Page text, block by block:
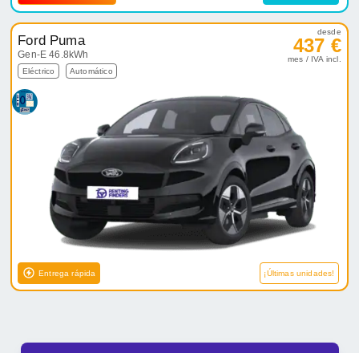
Ford Puma
Gen-E 46.8kWh
Eléctrico Automático
desde
437 €
mes / IVA incl.
Entrega rápida ¡Últimas unidades!